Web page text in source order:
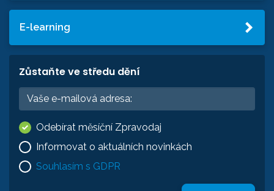
E-learning
Zůstaňte ve středu dění
Odebírat měsíční Zpravodaj
Informovat o aktuálních novinkách
Souhlasím s GDPR